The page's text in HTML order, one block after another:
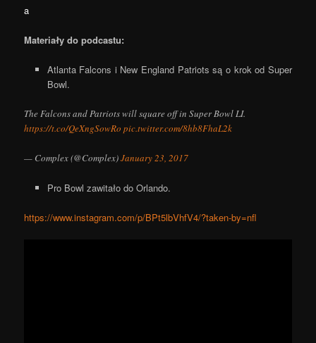
a
Materiały do podcastu:
Atlanta Falcons i New England Patriots są o krok od Super
Bowl.
The Falcons and Patriots will square off in Super Bowl LI.
https://t.co/QeXngSowRo pic.twitter.com/8hb8FhaL2k
— Complex (@Complex)January 23, 2017
Pro Bowl zawitało do Orlando.
https://www.instagram.com/p/BPt5lbVhfV4/?taken-by=nfl